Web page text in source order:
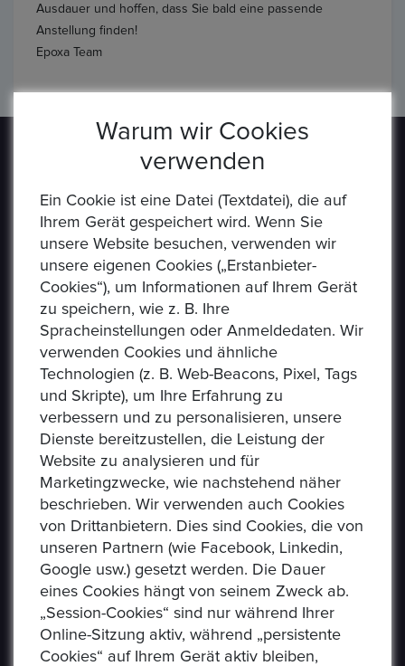
Ausdauer und hoffen, dass Sie bald eine passende
Anstellung finden!
Epoxa Team
Epoxa ist eine Online-Plattform, mit der Benutzer
Münzen, Medaillen, Edelmetalle und andere
Sammlerstücke auf einer E-Auction-Plattform in den
Formaten Jetzt kaufen / Angebot / Gebot kaufen und
verkaufen können. Epoxa bietet zusätzlich einen
Umtauschservice von DM zu EUR an. Mit diesem
Service können Personen, die sich weit entfernt von
den regionalen Standorten der Bundesbank befinden
(www.ezb.europa.eu), ihre DM-Währung in Euro
umtauschen.
Warum wir Cookies
verwenden
Ein Cookie ist eine Datei (Textdatei), die auf
Ihrem Gerät gespeichert wird. Wenn Sie
unsere Website besuchen, verwenden wir
unsere eigenen Cookies („Erstanbieter-
Cookies“), um Informationen auf Ihrem Gerät
zu speichern, wie z. B. Ihre
Spracheinstellungen oder Anmeldedaten. Wir
verwenden Cookies und ähnliche
Technologien (z. B. Web-Beacons, Pixel, Tags
und Skripte), um Ihre Erfahrung zu
verbessern und zu personalisieren, unsere
Dienste bereitzustellen, die Leistung der
Website zu analysieren und für
Marketingzwecke, wie nachstehend näher
beschrieben. Wir verwenden auch Cookies
von Drittanbietern. Dies sind Cookies, die von
unseren Partnern (wie Facebook, Linkedin,
Google usw.) gesetzt werden. Die Dauer
eines Cookies hängt von seinem Zweck ab.
„Session-Cookies“ sind nur während Ihrer
Online-Sitzung aktiv, während „persistente
Cookies“ auf Ihrem Gerät aktiv bleiben,